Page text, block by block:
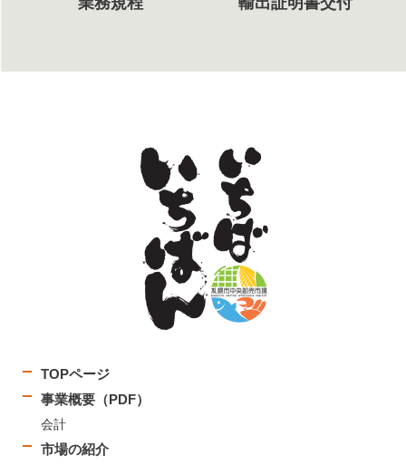
TOPページ
事業概要（PDF）
会計
市場の紹介